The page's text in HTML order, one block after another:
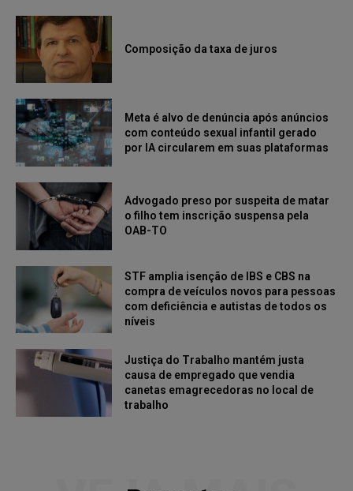
Composição da taxa de juros
Meta é alvo de denúncia após anúncios
com conteúdo sexual infantil gerado
por IA circularem em suas plataformas
Advogado preso por suspeita de matar
o filho tem inscrição suspensa pela
OAB-TO
STF amplia isenção de IBS e CBS na
compra de veículos novos para pessoas
com deficiência e autistas de todos os
níveis
Justiça do Trabalho mantém justa
causa de empregado que vendia
canetas emagrecedoras no local de
trabalho